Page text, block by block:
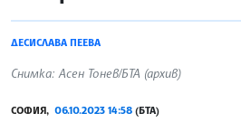
ДЕСИСЛАВА ПЕЕВА
Снимка: Асен Тонев/БТА (архив)
СОФИЯ, 06.10.2023 14:58 (БТА)